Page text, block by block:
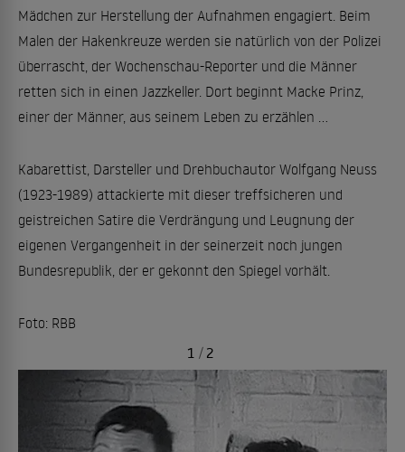
Mädchen zur Herstellung der Aufnahmen engagiert. Beim
Malen der Hakenkreuze werden sie natürlich von der Polizei
überrascht, der Wochenschau-Reporter und die Männer
retten sich in einen Jazzkeller. Dort beginnt Macke Prinz,
einer der Männer, aus seinem Leben zu erzählen ...
Kabarettist, Darsteller und Drehbuchautor Wolfgang Neuss
(1923-1989) attackierte mit dieser treffsicheren und
geistreichen Satire die Verdrängung und Leugnung der
eigenen Vergangenheit in der seinerzeit noch jungen
Bundesrepublik, der er gekonnt den Spiegel vorhält.
Foto: RBB
1 / 2